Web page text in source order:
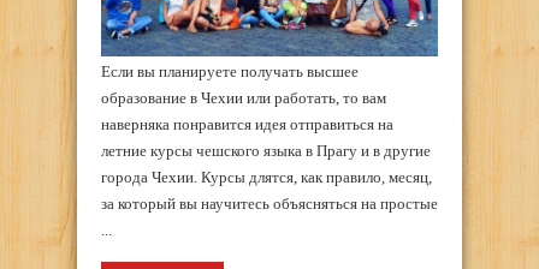
Если вы планируете получать высшее
образование в Чехии или работать, то вам
наверняка понравится идея отправиться на
летние курсы чешского языка в Прагу и в другие
города Чехии. Курсы длятся, как правило, месяц,
за который вы научитесь объясняться на простые
...